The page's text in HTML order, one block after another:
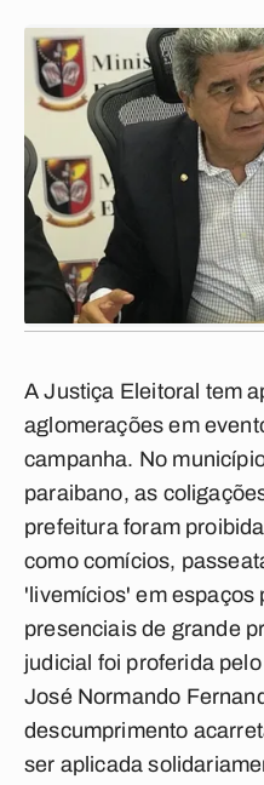
A Justiça Eleitoral tem
aglomerações em
campanha. No
paraibano, as
prefeitura foram
como comícios,
'livemícios' em espaços
presenciais de grande
judicial foi proferida
José Normando
descumprimento
ser aplicada